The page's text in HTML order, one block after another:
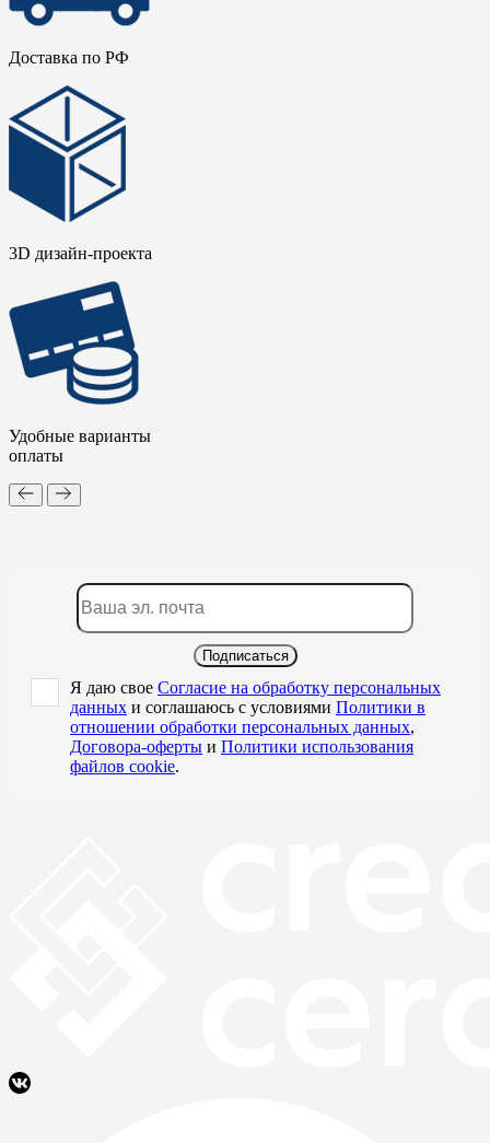
Доставка по РФ
3D дизайн-проекта
Удобные варианты
оплаты
Подписаться
Я даю свое Согласие на обработку персональных
данных и соглашаюсь с условиями Политики в
отношении обработки персональных данных,
Договора-оферты и Политики использования
файлов cookie.